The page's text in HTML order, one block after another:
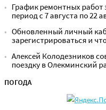
График ремонтных работ
период с 7 августа по 22
Обновленный личный
зарегистрироваться и
Алексей Колодезников
поездку в Олекминский
ПОГОДА